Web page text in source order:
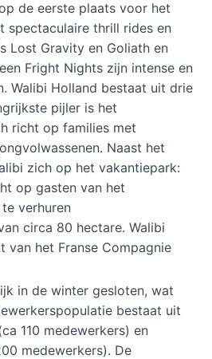
de eerste plaats voor het
spectaculaire thrill rides en
Lost Gravity en Goliath en
Fright Nights zijn intense en
Walibi Holland bestaat uit drie
pijler is het
richt op families met
Naast het
zich op het vakantiepark:
op gasten van het
verhuren
circa 80 hectare. Walibi
van het Franse Compagnie
in de winter gesloten, wat
bestaat uit
110 medewerkers) en
medewerkers). De